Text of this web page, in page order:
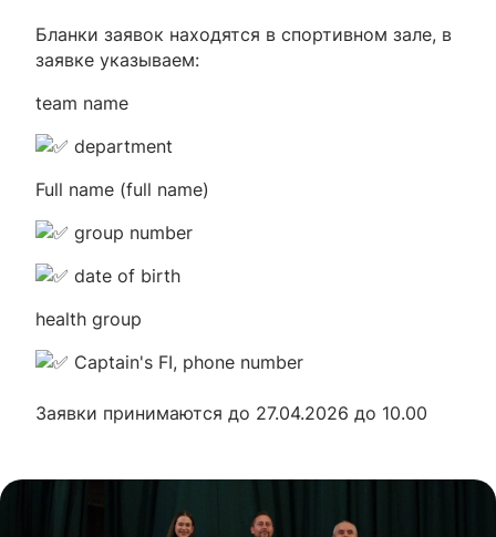
Бланки заявок находятся в спортивном зале, в
заявке указываем:
team name
department
Full name (full name)
group number
date of birth
health group
Captain's FI, phone number
Заявки принимаются до 27.04.2026 до 10.00